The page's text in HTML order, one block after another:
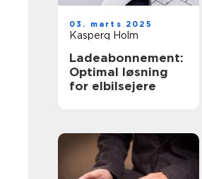
03. marts 2025
Kasperq Holm
Ladeabonnement:
Optimal løsning
for elbilsejere